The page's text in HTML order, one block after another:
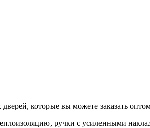
которые вы можете заказать
ручки с усиленными